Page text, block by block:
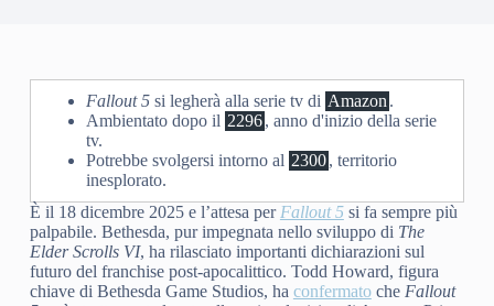
Fallout 5si legherà alla serie tv di Amazon .
Ambientato dopo il 2296, anno d'inizio della serie
tv.
Potrebbe svolgersi intorno al 2300, territorio
inesplorato.
È il 18 dicembre 2025 e l’attesa per Fallout 5si fa sempre più
palpabile. Bethesda, pur impegnata nello sviluppo di The
Elder Scrolls VI, ha rilasciato importanti dichiarazioni sul
futuro del franchise post-apocalittico. Todd Howard, figura
chiave di Bethesda Game Studios, ha confermatoche Fallout